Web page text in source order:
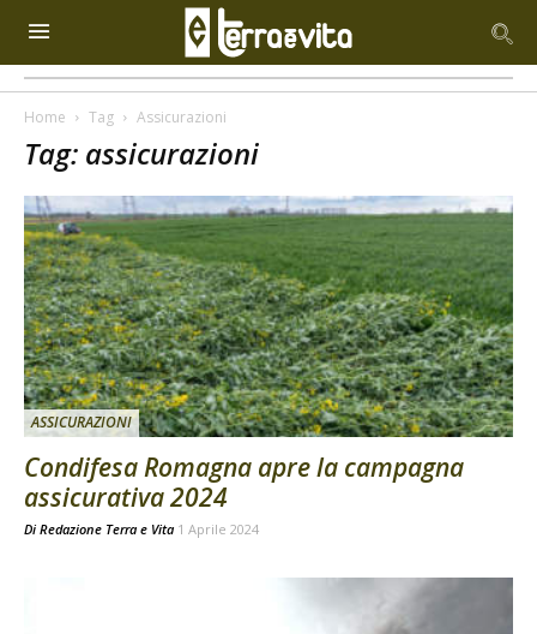
Home Tag Assicurazioni
Tag: assicurazioni
ASSICURAZIONI
Condifesa Romagna apre la campagna
assicurativa 2024
Di Redazione Terra e Vita 1 Aprile 2024